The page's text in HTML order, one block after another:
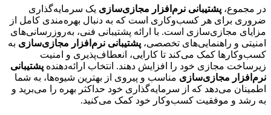
در مجموع، پشتیبانی نرم‌افزار مجازی‌سازی یک سرمایه‌گذاری
ضروری برای هر کسب‌وکاری است که به دنبال بهره‌مندی کامل از
مزایای مجازی‌سازی است. با ارائه پشتیبانی فنی، به‌روزرسانی‌های
امنیتی و راهنمایی‌های تخصصی، پشتیبانی نرم‌افزار مجازی‌سازی به
کسب‌وکارها کمک می‌کند تا کارایی، انعطاف‌پذیری و امنیت
زیرساخت مجازی خود را افزایش دهند. انتخاب ارائه‌دهنده پشتیبانی
نرم‌افزار مجازی‌سازی مناسب و پیروی از بهترین شیوه‌ها، به شما
اطمینان می‌دهد که از سرمایه‌گذاری خود حداکثر بهره را می‌برید و
به رشد و موفقیت کسب‌وکار خود کمک می‌کنید.